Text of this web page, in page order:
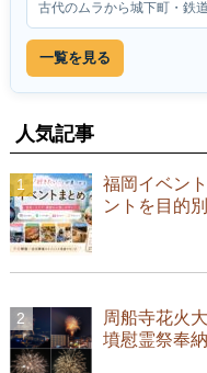
古代のムラから城下町・鉄
一覧を見る
人気記事
福岡イベン
ントを目的
周船寺花火
墳慰霊祭奉